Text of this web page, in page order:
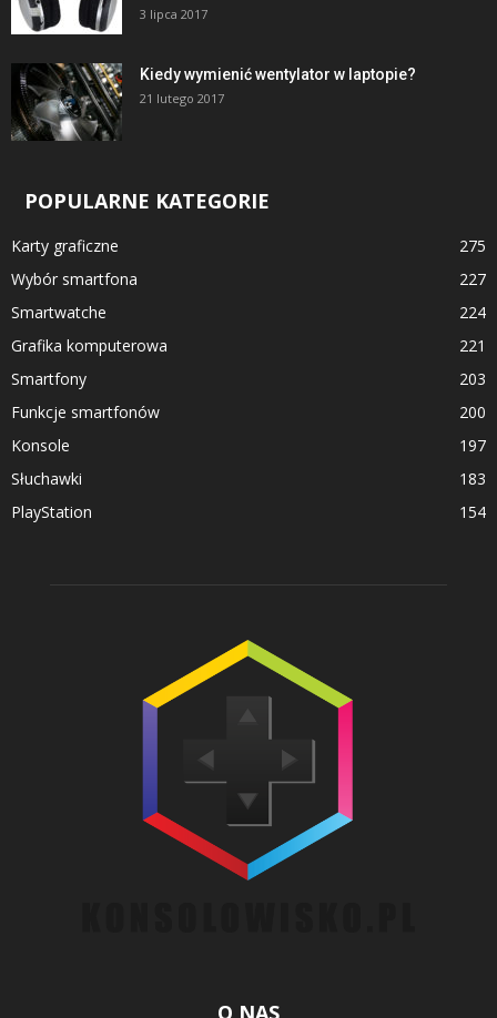
3 lipca 2017
Kiedy wymienić wentylator w laptopie?
21 lutego 2017
POPULARNE KATEGORIE
Karty graficzne
275
Wybór smartfona
227
Smartwatche
224
Grafika komputerowa
221
Smartfony
203
Funkcje smartfonów
200
Konsole
197
Słuchawki
183
PlayStation
154